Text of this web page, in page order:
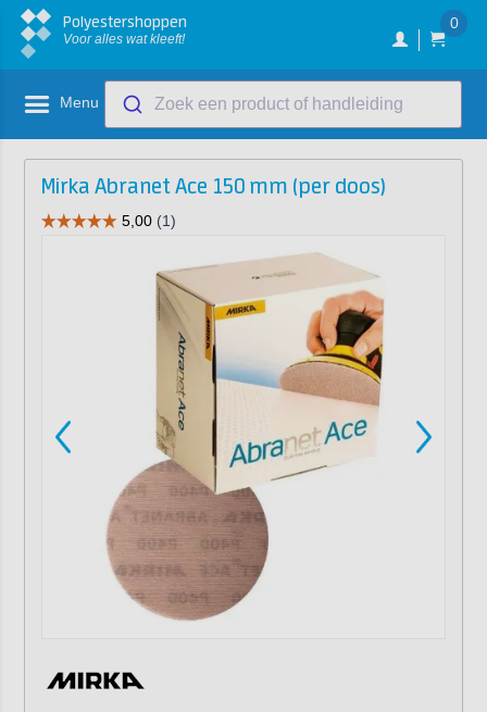
Polyestershoppen
Voor alles wat kleeft!
0
Menu Zoek een product of handleiding
Mirka Abranet Ace 150 mm (per doos)